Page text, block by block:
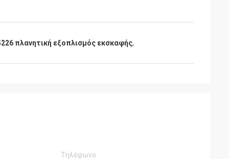
πλανητική εξοπλισμός εκσκαφής,